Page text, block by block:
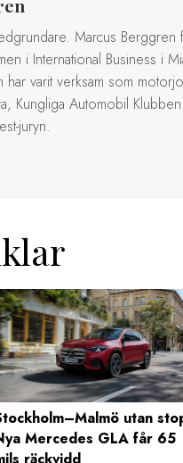
Marcus
i International Business i
varit verksam som
Kungliga Automobil
juryn.
utan
Mercedes GLA får 65